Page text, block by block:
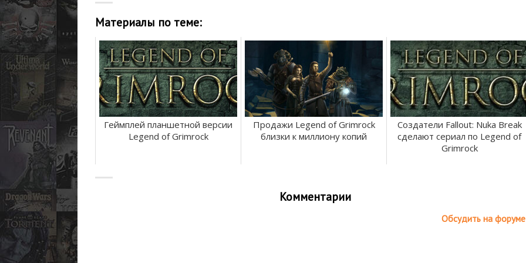
Материалы по теме:
Геймплей планшетной версии
Legend of Grimrock
Продажи Legend of Grimrock
близки к миллиону копий
Создатели Fallout: Nuka Break
сделают сериал по Legend of
Grimrock
Комментарии
Обсудить на